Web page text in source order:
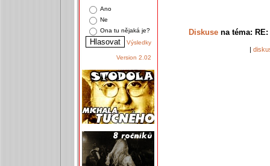
Ano
Ne
Ona tu nějaká je?
Výsledky
Version 2.02
Diskusena téma: RE:
|